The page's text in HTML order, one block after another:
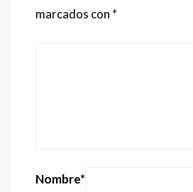
marcados con *
Nombre*